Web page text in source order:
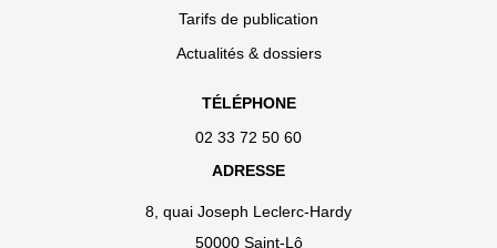
Tarifs de publication
Actualités & dossiers
TÉLÉPHONE
02 33 72 50 60
ADRESSE
8, quai Joseph Leclerc-Hardy
50000 Saint-Lô